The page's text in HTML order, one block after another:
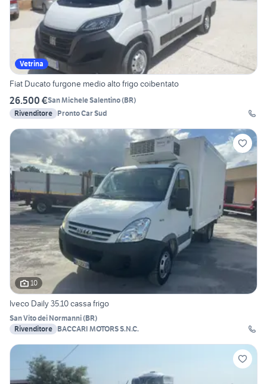
Vetrina
Fiat Ducato furgone medio alto frigo coibentato
26.500 €San Michele Salentino(BR)
Rivenditore Pronto Car Sud
10
Iveco Daily 35.10 cassa frigo
San Vito dei Normanni(BR)
Rivenditore BACCARI MOTORS S.N.C.